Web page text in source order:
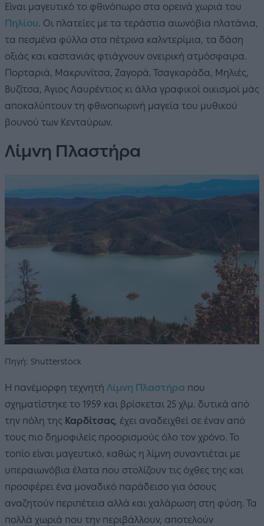
Είναι μαγευτικό το φθινόπωρο στα ορεινά χωριά του
Πηλίου. Οι πλατείες με τα τεράστια αιωνόβια πλατάνια,
τα πεσμένα φύλλα στα πέτρινα καλντερίμια, τα δάση
οξιάς και καστανιάς φτιάχνουν ονειρική ατμόσφαιρα.
Πορταριά, Μακρυνίτσα, Ζαγορά, Τσαγκαράδα, Μηλιές,
Βυζίτσα, Άγιος Λαυρέντιος κι άλλα γραφικοί οικισμοί μάς
αποκαλύπτουν τη φθινοπωρινή μαγεία του μυθικού
βουνού των Κενταύρων.
Λίμνη Πλαστήρα
Πηγή: Shutterstock
Η πανέμορφη τεχνητή Λίμνη Πλαστήρα που
σχηματίστηκε το 1959 και βρίσκεται 25 χλμ. δυτικά από
την πόλη της Καρδίτσας, έχει αναδειχθεί σε έναν από
τους πιο δημοφιλείς προορισμούς όλο τον χρόνο. Το
τοπίο είναι μαγευτικό, καθώς η λίμνη συναντιέται με
υπεραιωνόβια έλατα που στολίζουν τις όχθες της και
προσφέρει ένα μοναδικό παράδεισο για όσους
αναζητούν περιπέτεια αλλά και χαλάρωση στη φύση. Τα
πολλά χωριά που την περιβάλλουν, αποτελούν